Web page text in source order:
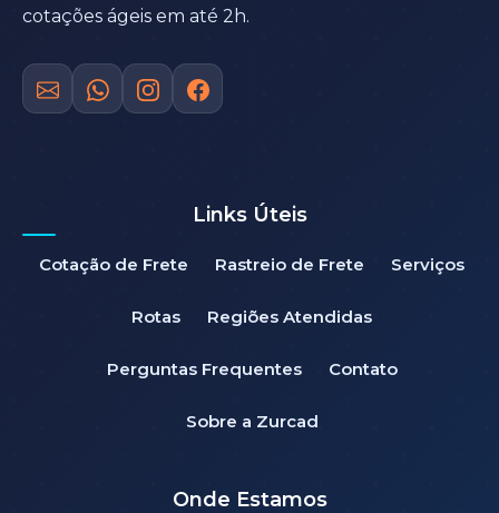
cotações ágeis em até 2h.
Links Úteis
Cotação de Frete Rastreio de Frete Serviços
Rotas Regiões Atendidas
Perguntas Frequentes Contato
Sobre a Zurcad
Onde Estamos